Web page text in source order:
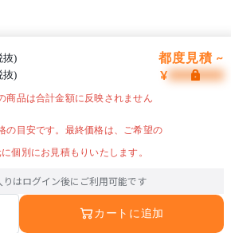
抜) 都度見積 ~
抜) ¥
商品は合計金額に反映されません
の目安です。最終価格は、ご希望の
個別にお見積もりいたします。
りはログイン後にご利用可能です
カートに追加